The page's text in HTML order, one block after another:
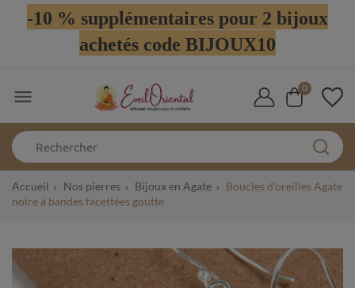
-10 % supplémentaires pour 2 bijoux
achetés code BIJOUX10
 0
Accueil Nos pierres Bijoux en Agate
Boucles d'oreilles Agate
noire à bandes facettées goutte